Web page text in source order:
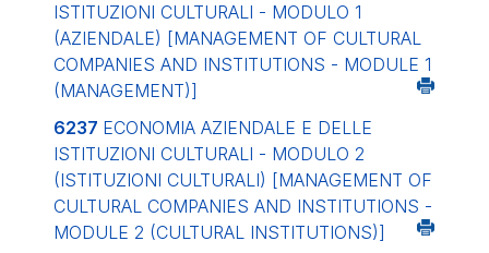
ISTITUZIONI CULTURALI - MODULO 1
(AZIENDALE) [MANAGEMENT OF CULTURAL
COMPANIES AND INSTITUTIONS - MODULE 1
(MANAGEMENT)]
6237 ECONOMIA AZIENDALE E DELLE
ISTITUZIONI CULTURALI - MODULO 2
(ISTITUZIONI CULTURALI) [MANAGEMENT OF
CULTURAL COMPANIES AND INSTITUTIONS -
MODULE 2 (CULTURAL INSTITUTIONS)]